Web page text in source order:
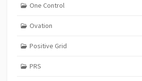
One Control
Ovation
Positive Grid
PRS